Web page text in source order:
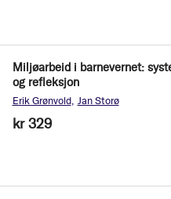
Miljøarbeid i barnevernet:
og refleksjon
Erik Grønvold Jan Storø
kr 329